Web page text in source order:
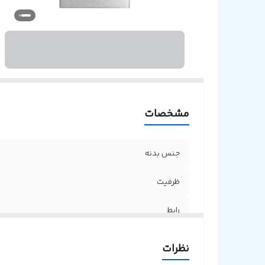
مشخصات
جنس بدنه
ظرفیت
رابط
نظرات